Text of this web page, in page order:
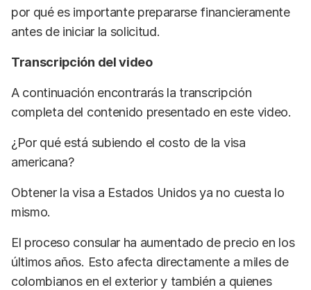
por qué es importante prepararse financieramente
antes de iniciar la solicitud.
Transcripción del video
A continuación encontrarás la transcripción
completa del contenido presentado en este video.
¿Por qué está subiendo el costo de la visa
americana?
Obtener la visa a Estados Unidos ya no cuesta lo
mismo.
El proceso consular ha aumentado de precio en los
últimos años. Esto afecta directamente a miles de
colombianos en el exterior y también a quienes